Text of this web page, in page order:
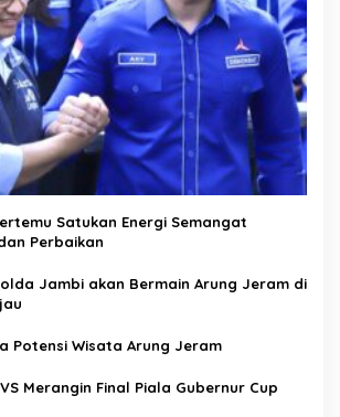
Satukan Energi Semangat
Perbaikan
Jambi akan Bermain Arung Jeram di
Potensi Wisata Arung Jeram
Merangin Final Piala Gubernur Cup